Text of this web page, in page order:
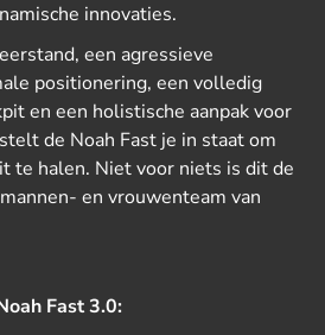
innovaties.
een agressieve
positionering, een volledig
en een holistische aanpak voor
de Noah Fast je in staat om
te halen. Niet voor niets is dit de
en vrouwenteam van
Fast 3.0: